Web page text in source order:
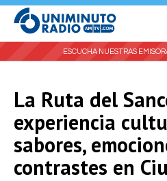
ESCUCHA NUESTRAS
La Ruta del
experiencia
sabores,
contrastes en